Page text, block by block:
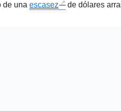
de unaescasez de dólares